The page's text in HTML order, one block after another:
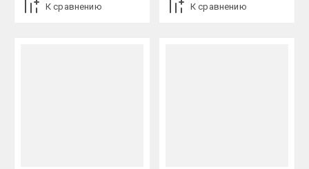
К сравнению К сравнению